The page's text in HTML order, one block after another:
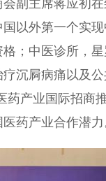
主席蒋应初在
以外第一个实
；中医诊所，星
沉屙病痛以及
产业国际招商
药产业合作潜力